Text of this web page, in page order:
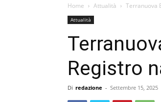
Home Attualità Terranuova
Attualità
Registro
Di redazione - Settembre 15, 2025